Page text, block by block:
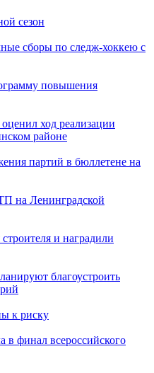
сезон
сборы по следж-хоккею с
повышения
ход реализации
районе
партий в бюллетене на
на Ленинградской
и наградили
благоустроить
к риску
финал всероссийского